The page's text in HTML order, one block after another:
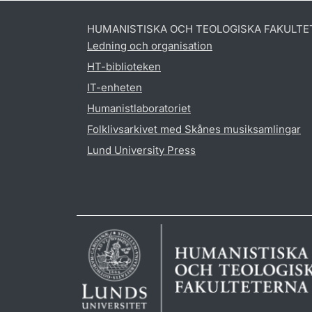
HUMANISTISKA OCH TEOLOGISKA
Ledning och organisation
HT-biblioteken
IT-enheten
Humanistlaboratoriet
Folklivsarkivet med Skånes musiksamlingar
Lund University Press